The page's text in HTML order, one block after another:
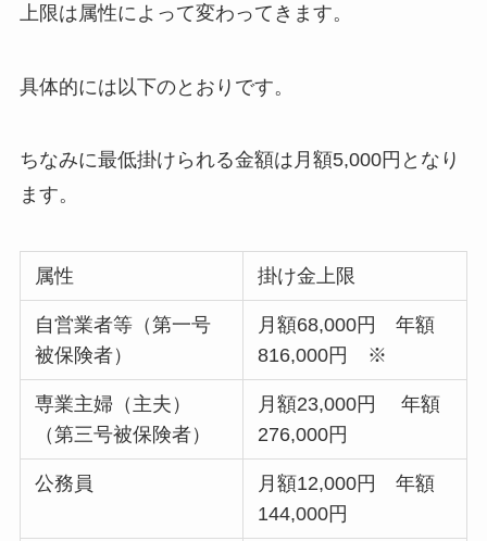
上限は属性によって変わってきます。
具体的には以下のとおりです。
ちなみに最低掛けられる金額は月額5,000円となり
ます。
属性 掛け金上限
自営業者等（第一号
被保険者）
月額68,000円 年額
816,000円 ※
専業主婦（主夫）
（第三号被保険者）
月額23,000円 年額
276,000円
公務員
月額12,000円 年額
144,000円